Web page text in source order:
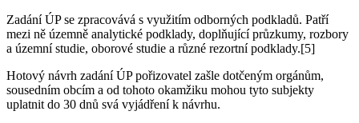
Zadání ÚP se zpracovává s využitím odborných podkladů. Patří
mezi ně územně analytické podklady, doplňující průzkumy, rozbory
a územní studie, oborové studie a různé rezortní podklady.[5]
Hotový návrh zadání ÚP pořizovatel zašle dotčeným orgánům,
sousedním obcím a od tohoto okamžiku mohou tyto subjekty
uplatnit do 30 dnů svá vyjádření k návrhu.